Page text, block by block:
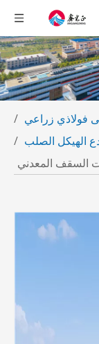
فولاذي زراعي /
الهيكل الصلب /
السقف المعدني